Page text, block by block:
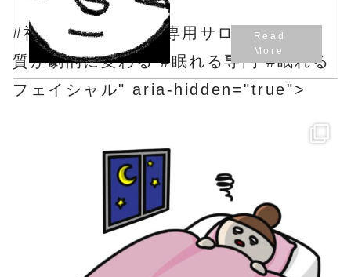
#福岡市東区 #女性専用サロン #睡眠の
質が劇的に変わる #眠れる専門 #眠れる
フェイシャル" aria-hidden="true">